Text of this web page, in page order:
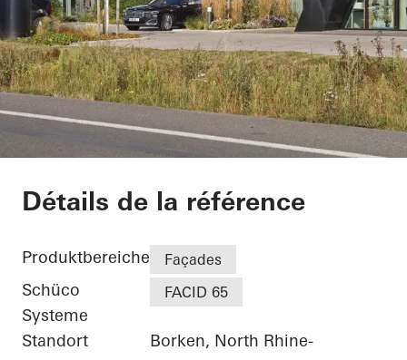
Netgo
Détails de la référence
Produktbereiche Façades
Schüco
Systeme
FACID 65
Standort
Borken, North Rhine-